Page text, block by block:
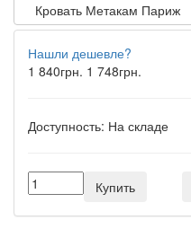
Кровать Метакам Париж
Нашли дешевле?
1 840грн. 1 748грн.
Доступность: На складе
Купить